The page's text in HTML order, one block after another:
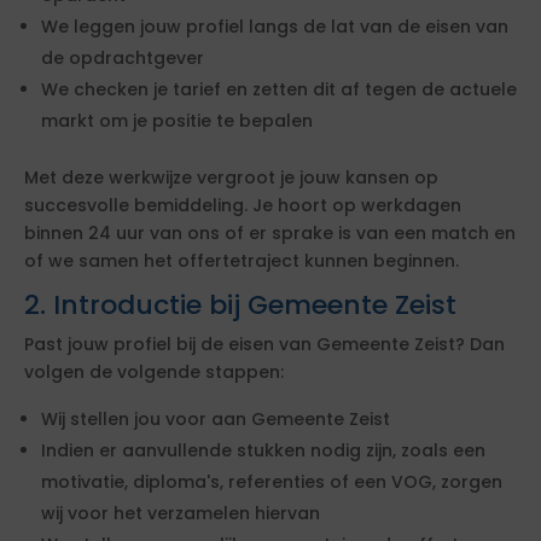
We leggen jouw profiel langs de lat van de eisen van
de opdrachtgever
We checken je tarief en zetten dit af tegen de actuele
markt om je positie te bepalen
Met deze werkwijze vergroot je jouw kansen op
succesvolle bemiddeling. Je hoort op werkdagen
binnen 24 uur van ons of er sprake is van een match en
of we samen het offertetraject kunnen beginnen.
2. Introductie bij Gemeente Zeist
Past jouw profiel bij de eisen van Gemeente Zeist? Dan
volgen de volgende stappen:
Wij stellen jou voor aan Gemeente Zeist
Indien er aanvullende stukken nodig zijn, zoals een
motivatie, diploma's, referenties of een VOG, zorgen
wij voor het verzamelen hiervan